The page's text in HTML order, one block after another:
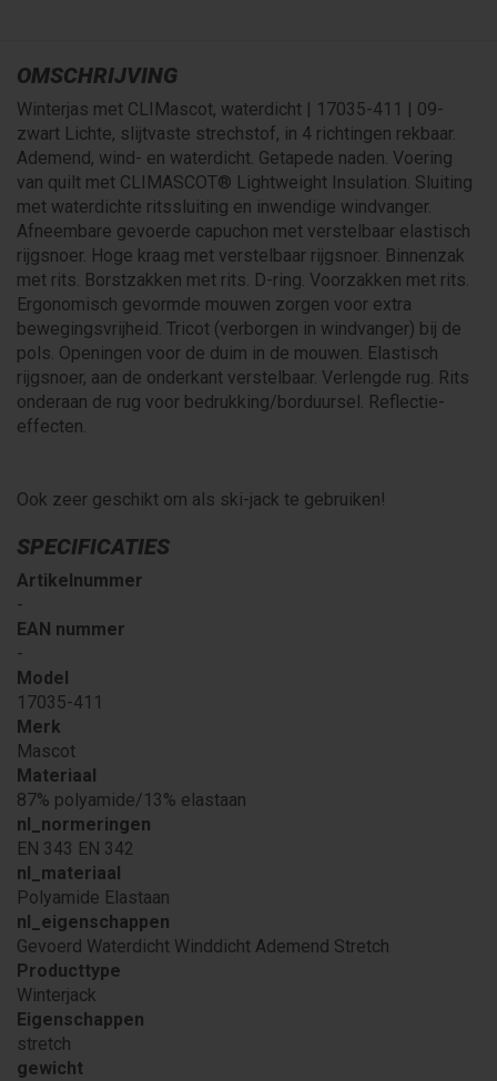
OMSCHRIJVING
Winterjas met CLIMascot, waterdicht | 17035-411 | 09-
zwart Lichte, slijtvaste strechstof, in 4 richtingen rekbaar.
Ademend, wind- en waterdicht. Getapede naden. Voering
van quilt met CLIMASCOT® Lightweight Insulation. Sluiting
met waterdichte ritssluiting en inwendige windvanger.
Afneembare gevoerde capuchon met verstelbaar elastisch
rijgsnoer. Hoge kraag met verstelbaar rijgsnoer. Binnenzak
met rits. Borstzakken met rits. D-ring. Voorzakken met rits.
Ergonomisch gevormde mouwen zorgen voor extra
bewegingsvrijheid. Tricot (verborgen in windvanger) bij de
pols. Openingen voor de duim in de mouwen. Elastisch
rijgsnoer, aan de onderkant verstelbaar. Verlengde rug. Rits
onderaan de rug voor bedrukking/borduursel. Reflectie-
effecten.
Ook zeer geschikt om als ski-jack te gebruiken!
SPECIFICATIES
Artikelnummer
-
EAN nummer
-
Model
17035-411
Merk
Mascot
Materiaal
87% polyamide/13% elastaan
nl_normeringen
EN 343 EN 342
nl_materiaal
Polyamide Elastaan
nl_eigenschappen
Gevoerd Waterdicht Winddicht Ademend Stretch
Producttype
Winterjack
Eigenschappen
stretch
gewicht